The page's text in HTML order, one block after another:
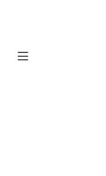
Menu